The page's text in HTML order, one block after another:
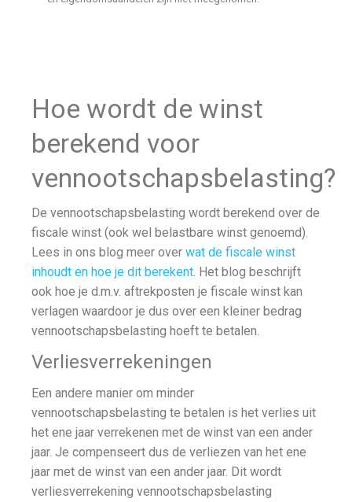
Hoe wordt de winst
berekend voor
vennootschapsbelasting?
De vennootschapsbelasting wordt berekend over de
fiscale winst (ook wel belastbare winst genoemd).
Lees in ons blog meer over wat de fiscale winst
inhoudt en hoe je dit berekent. Het blog beschrijft
ook hoe je d.m.v. aftrekposten je fiscale winst kan
verlagen waardoor je dus over een kleiner bedrag
vennootschapsbelasting hoeft te betalen.
Verliesverrekeningen
Een andere manier om minder
vennootschapsbelasting te betalen is het verlies uit
het ene jaar verrekenen met de winst van een ander
jaar. Je compenseert dus de verliezen van het ene
jaar met de winst van een ander jaar. Dit wordt
verliesverrekening vennootschapsbelasting